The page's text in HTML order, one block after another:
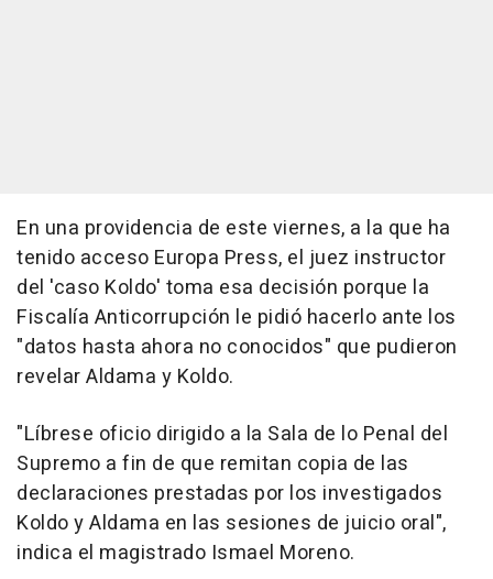
En una providencia de este viernes, a la que ha
tenido acceso Europa Press, el juez instructor
del 'caso Koldo' toma esa decisión porque la
Fiscalía Anticorrupción le pidió hacerlo ante los
"datos hasta ahora no conocidos" que pudieron
revelar Aldama y Koldo.
"Líbrese oficio dirigido a la Sala de lo Penal del
Supremo a fin de que remitan copia de las
declaraciones prestadas por los investigados
Koldo y Aldama en las sesiones de juicio oral",
indica el magistrado Ismael Moreno.